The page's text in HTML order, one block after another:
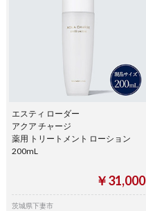
エスティ ローダー
アクア チャージ
薬用 トリートメント ローション
200mL
￥31,000
茨城県下妻市